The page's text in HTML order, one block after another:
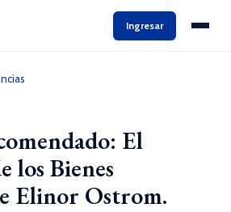
Ingresar
El
los Bienes
Elinor Ostrom.